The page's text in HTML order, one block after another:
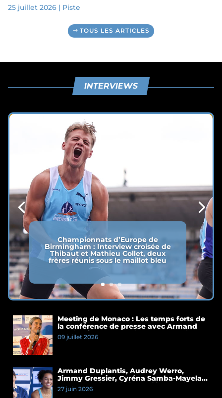
25 juillet 2026| Piste
TOUS LES ARTICLES
INTERVIEWS
Championnats d’Europe de
Birmingham : Interview croisée de
Thibaut et Mathieu Collet, deux
frères réunis sous le maillot bleu
Meeting de Monaco : Les temps forts de
la conférence de presse avec Armand
Duplantis et Cassandre Beaugrand
09 juillet 2026
Armand Duplantis, Audrey Werro,
Jimmy Gressier, Cyréna Samba-Mayela…
Les temps forts de la conférence de
presse du Meeting de Paris 2026
27 juin 2026